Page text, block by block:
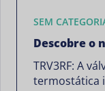
SEM
Descobre o
TRV3RF: A
termostática